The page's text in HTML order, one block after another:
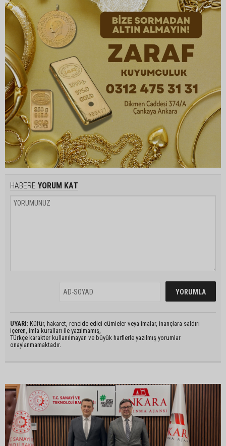
HABERE YORUM KAT
UYARI: Küfür, hakaret, rencide edici cümleler veya imalar, inançlara saldırı
içeren, imla kuralları ile yazılmamış,
Türkçe karakter kullanılmayan ve büyük harflerle yazılmış yorumlar
onaylanmamaktadır.